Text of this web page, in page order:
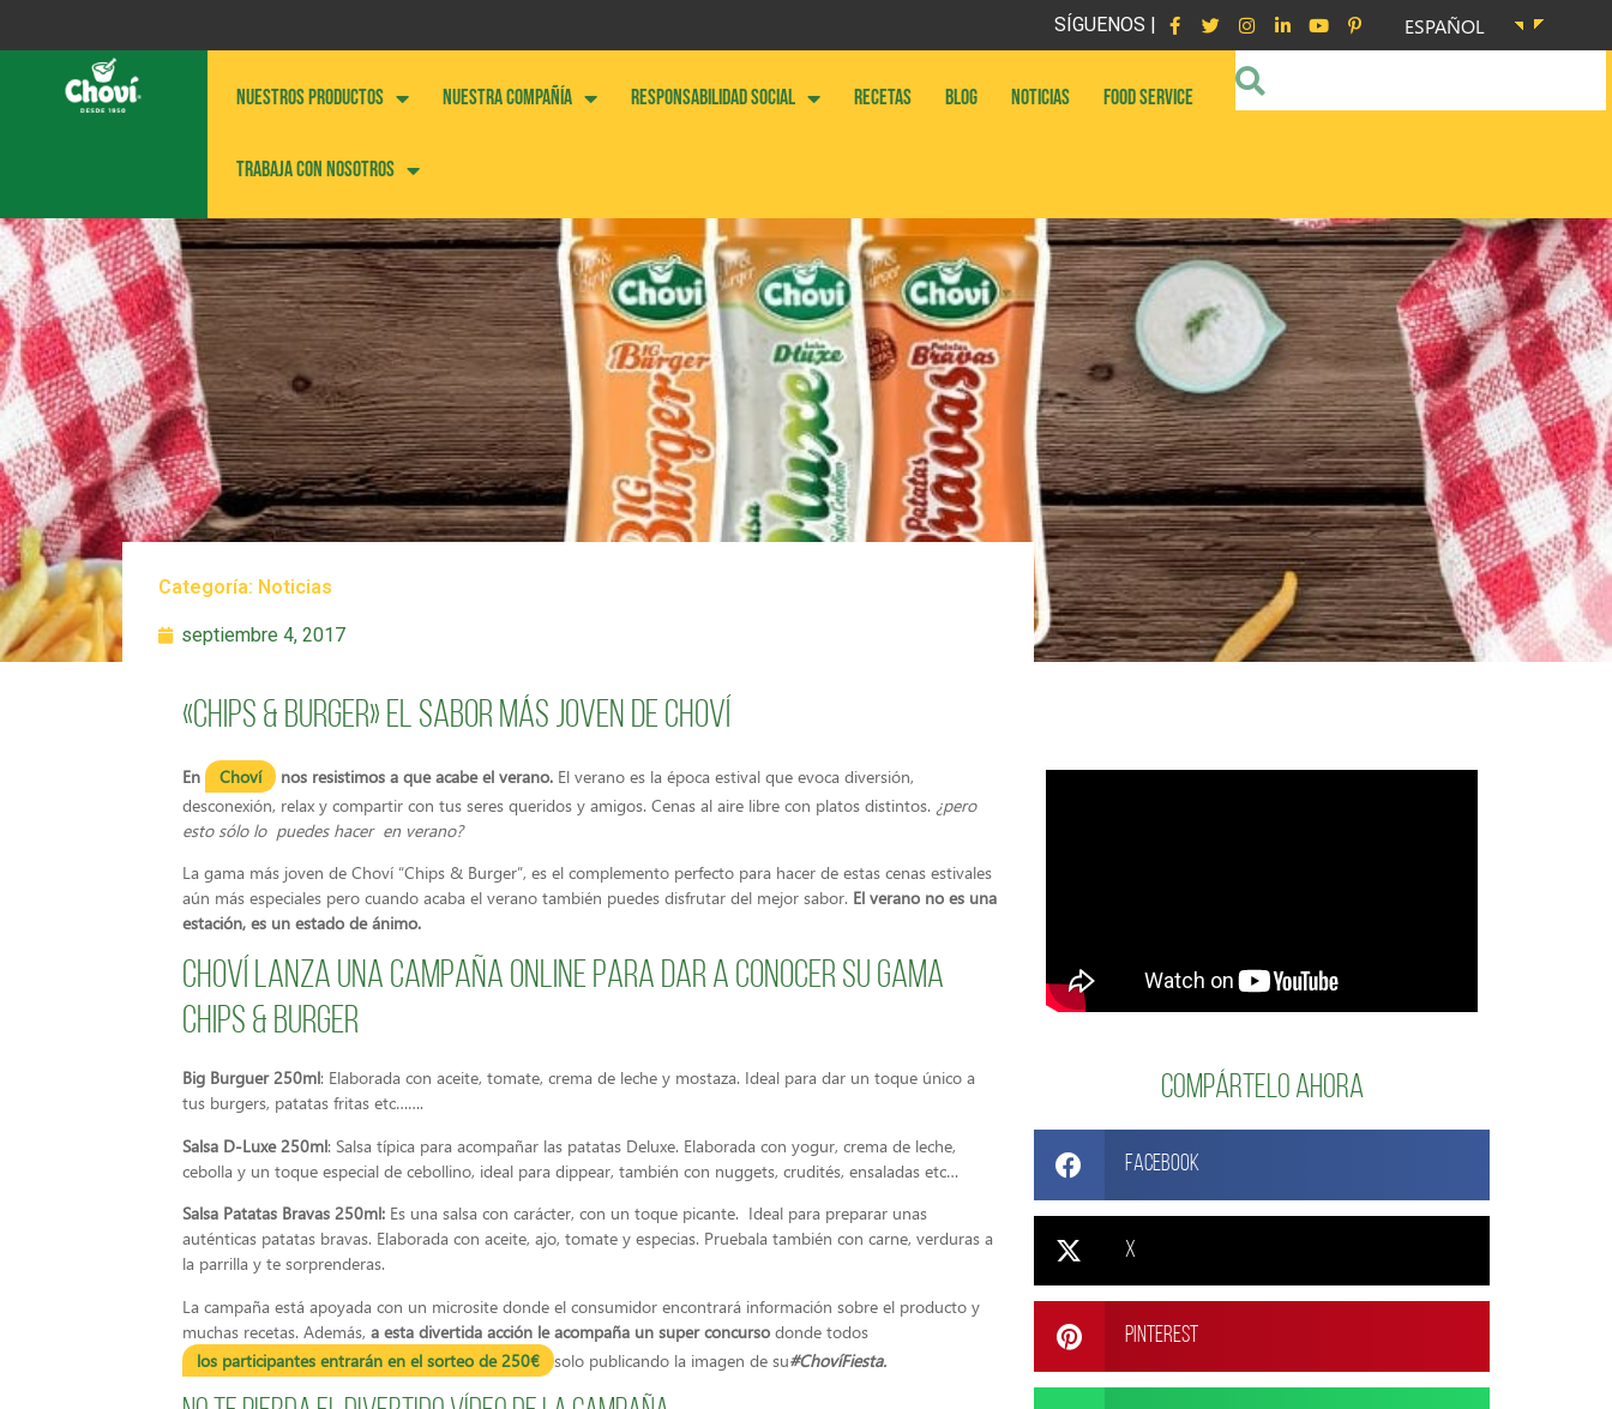
SÍGUENOS | ESPAÑOL
NUESTROS PRODUCTOS NUESTRA COMPAÑÍA RESPONSABILIDAD SOCIAL RECETAS BLOG NOTICIAS FOOD SERVICE
Trabaja con nosotros
Categoría: Noticias
septiembre 4, 2017
«Chips & Burger» el sabor más joven de Choví
En Choví nos resistimos a que acabe el verano. El verano es la época estival que evoca diversión,
desconexión, relax y compartir con tus seres queridos y amigos. Cenas al aire libre con platos distintos. ¿pero
esto sólo lo puedes hacer en verano?
La gama más joven de Choví “Chips & Burger”, es el complemento perfecto para hacer de estas cenas estivales
aún más especiales pero cuando acaba el verano también puedes disfrutar del mejor sabor. El verano no es una
estación, es un estado de ánimo.
Choví lanza una campaña online para dar a conocer su gama
Chips & Burger
Big Burguer 250ml: Elaborada con aceite, tomate, crema de leche y mostaza. Ideal para dar un toque único a
tus burgers, patatas fritas etc…….
Salsa D-Luxe 250ml: Salsa típica para acompañar las patatas Deluxe. Elaborada con yogur, crema de leche,
cebolla y un toque especial de cebollino, ideal para dippear, también con nuggets, crudités, ensaladas etc…
Salsa Patatas Bravas 250ml: Es una salsa con carácter, con un toque picante. Ideal para preparar unas
auténticas patatas bravas. Elaborada con aceite, ajo, tomate y especias. Pruebala también con carne, verduras a
la parrilla y te sorprenderas.
La campaña está apoyada con un microsite donde el consumidor encontrará información sobre el producto y
muchas recetas. Además, a esta divertida acción le acompaña un super concurso donde todos
los participantes entrarán en el sorteo de 250€
solo publicando la imagen de su#ChovíFiesta.
Compártelo ahora
Facebook
X
Pinterest